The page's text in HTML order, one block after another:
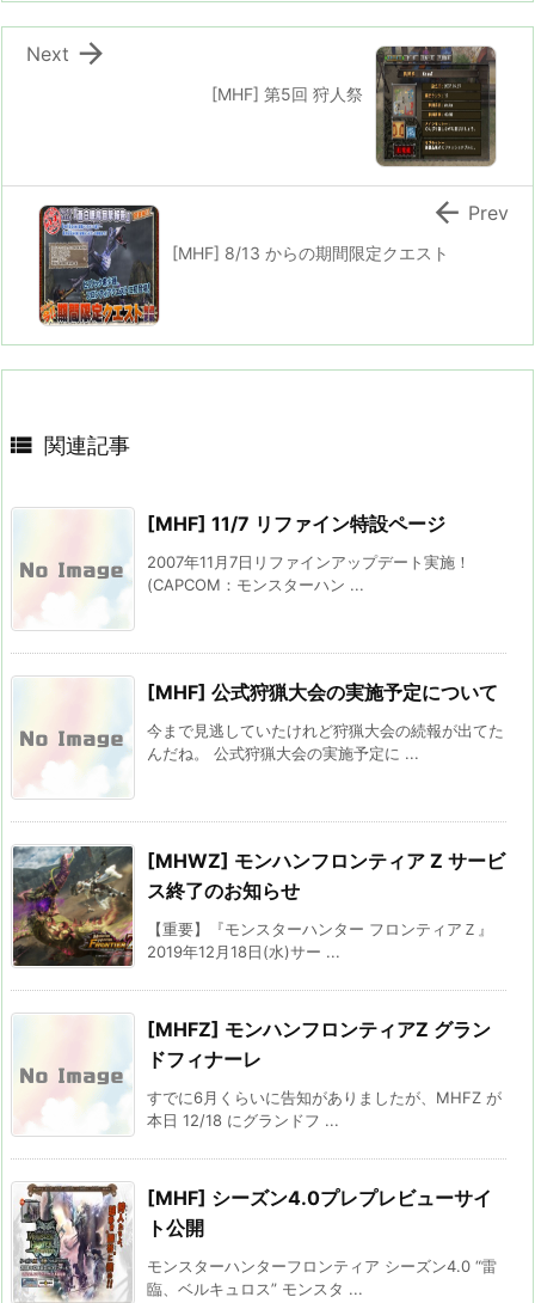
[MHF] 第5回 狩人祭

Next
[MHF] 8/13 からの期間限定クエスト
 Prev
 関連記事
[MHF] 11/7 リファイン特設ページ
2007年11月7日リファインアップデート実施！
(CAPCOM：モンスターハン ...
[MHF] 公式狩猟大会の実施予定について
今まで見逃していたけれど狩猟大会の続報が出てた
んだね。 公式狩猟大会の実施予定に ...
[MHWZ] モンハンフロンティア Z サービ
ス終了のお知らせ
【重要】『モンスターハンター フロンティアＺ』
2019年12月18日(水)サー ...
[MHFZ] モンハンフロンティアZ グラン
ドフィナーレ
すでに6月くらいに告知がありましたが、MHFZ が
本日 12/18 にグランドフ ...
[MHF] シーズン4.0プレプレビューサイ
ト公開
モンスターハンターフロンティア シーズン4.0 “雷
臨、ベルキュロス” モンスタ ...